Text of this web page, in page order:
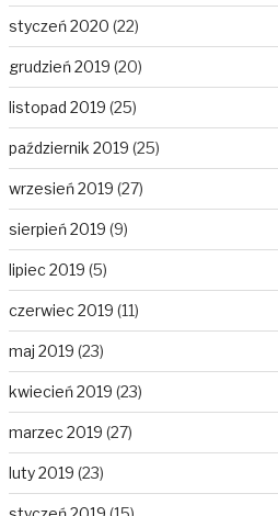
styczeń 2020 (22)
grudzień 2019 (20)
listopad 2019 (25)
październik 2019 (25)
wrzesień 2019 (27)
sierpień 2019 (9)
lipiec 2019 (5)
czerwiec 2019 (11)
maj 2019 (23)
kwiecień 2019 (23)
marzec 2019 (27)
luty 2019 (23)